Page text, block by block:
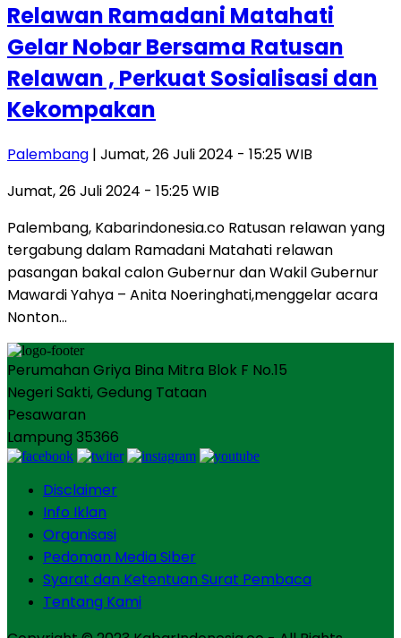
Relawan Ramadani Matahati
Gelar Nobar Bersama Ratusan
Relawan , Perkuat Sosialisasi dan
Kekompakan
Palembang | Jumat, 26 Juli 2024 - 15:25 WIB
Jumat, 26 Juli 2024 - 15:25 WIB
Palembang, Kabarindonesia.co Ratusan relawan yang
tergabung dalam Ramadani Matahati relawan
pasangan bakal calon Gubernur dan Wakil Gubernur
Mawardi Yahya – Anita Noeringhati,menggelar acara
Nonton…
Perumahan Griya Bina Mitra Blok F No.15
Negeri Sakti, Gedung Tataan
Pesawaran
Lampung 35366
Disclaimer
Info Iklan
Organisasi
Pedoman Media Siber
Syarat dan Ketentuan Surat Pembaca
Tentang Kami